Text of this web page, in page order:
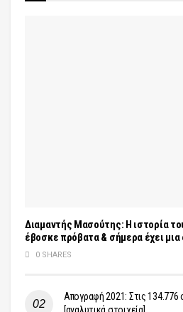
Διαμαντής Μασούτης: Η ιστορία
έβοσκε πρόβατα & σήμερα έχει
0 SHARES
Απογραφή 2021: Στις 134.776